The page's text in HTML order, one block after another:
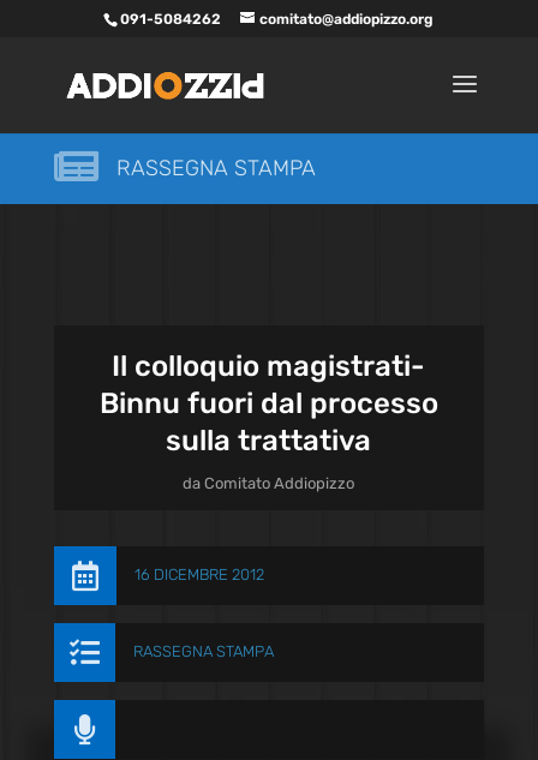
091-5084262 comitato@addiopizzo.org
 RASSEGNA STAMPA
Il colloquio magistrati-
Binnu fuori dal processo
sulla trattativa
daComitato Addiopizzo
 16 DICEMBRE 2012
 RASSEGNA STAMPA
